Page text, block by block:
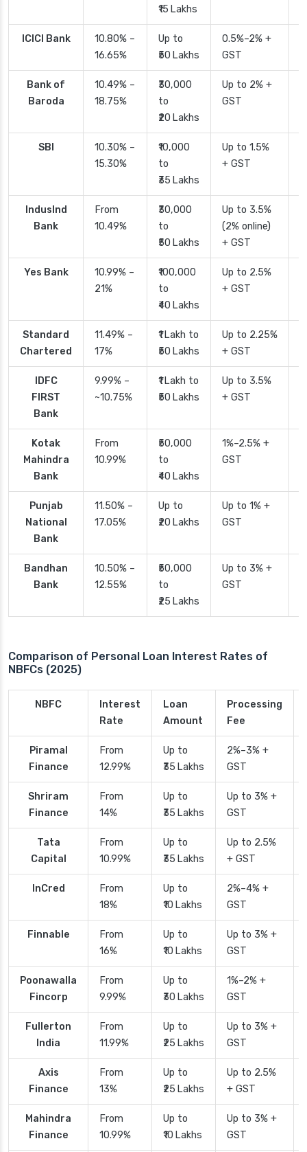
₹15 Lakhs
ICICI Bank
10.80% –
16.65%
Up to
₹50 Lakhs
0.5%–2% +
GST
Bank of
Baroda
10.49% –
18.75%
₹30,000
to
₹20 Lakhs
Up to 2% +
GST
SBI
10.30% –
15.30%
₹10,000
to
₹35 Lakhs
Up to 1.5%
+ GST
IndusInd
Bank
From
10.49%
₹30,000
to
₹50 Lakhs
Up to 3.5%
(2% online)
+ GST
Yes Bank
10.99% –
21%
₹100,000
to
₹40 Lakhs
Up to 2.5%
+ GST
Standard
Chartered
11.49% –
17%
₹1 Lakh to
₹50 Lakhs
Up to 2.25%
+ GST
IDFC
FIRST
Bank
9.99% –
~10.75%
₹1 Lakh to
₹50 Lakhs
Up to 3.5%
+ GST
Kotak
Mahindra
Bank
From
10.99%
₹50,000
to
₹40 Lakhs
1%–2.5% +
GST
Punjab
National
Bank
11.50% –
17.05%
Up to
₹20 Lakhs
Up to 1% +
GST
Bandhan
Bank
10.50% –
12.55%
₹50,000
to
₹25 Lakhs
Up to 3% +
GST
Comparison of Personal Loan Interest Rates of
NBFCs (2025)
NBFC
Interest
Rate
Loan
Amount
Processing
Fee
Piramal
Finance
From
12.99%
Up to
₹35 Lakhs
2%–3% +
GST
Shriram
Finance
From
14%
Up to
₹35 Lakhs
Up to 3% +
GST
Tata
Capital
From
10.99%
Up to
₹35 Lakhs
Up to 2.5%
+ GST
InCred
From
18%
Up to
₹10 Lakhs
2%–4% +
GST
Finnable
From
16%
Up to
₹10 Lakhs
Up to 3% +
GST
Poonawalla
Fincorp
From
9.99%
Up to
₹30 Lakhs
1%–2% +
GST
Fullerton
India
From
11.99%
Up to
₹25 Lakhs
Up to 3% +
GST
Axis
Finance
From
13%
Up to
₹25 Lakhs
Up to 2.5%
+ GST
Mahindra
Finance
From
10.99%
Up to
₹10 Lakhs
Up to 3% +
GST